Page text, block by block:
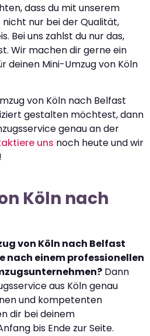
dass du mit unserem
nur bei der Qualität,
Bei uns zahlst du nur das,
Wir machen dir gerne ein
deinen Mini-Umzug von Köln
von Köln nach Belfast
gestalten möchtest, dann
genau an der
uns noch heute und wir
Köln nach
von Köln nach Belfast
nach einem professionellen
Dann
aus Köln genau
und kompetenten
dir bei deinem
bis Ende zur Seite.